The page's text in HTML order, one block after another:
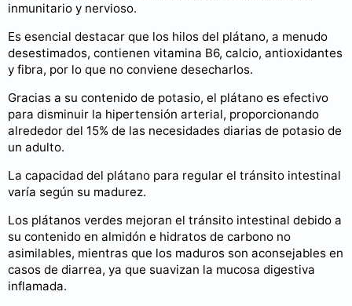
inmunitario y nervioso.
Es esencial destacar que los hilos del plátano, a menudo
desestimados, contienen vitamina B6, calcio, antioxidantes
y fibra, por lo que no conviene desecharlos.
Gracias a su contenido de potasio, el plátano es efectivo
para disminuir la hipertensión arterial, proporcionando
alrededor del 15% de las necesidades diarias de potasio de
un adulto.
La capacidad del plátano para regular el tránsito intestinal
varía según su madurez.
Los plátanos verdes mejoran el tránsito intestinal debido a
su contenido en almidón e hidratos de carbono no
asimilables, mientras que los maduros son aconsejables en
casos de diarrea, ya que suavizan la mucosa digestiva
inflamada.